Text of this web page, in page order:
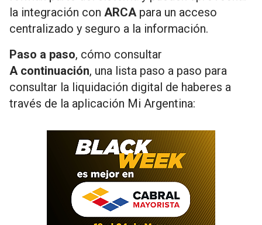
la integración con ARCApara un acceso
centralizado y seguro a la información.
Paso a paso, cómo consultar
A continuación, una lista paso a paso para
consultar la liquidación digital de haberes a
través de la aplicación Mi Argentina: